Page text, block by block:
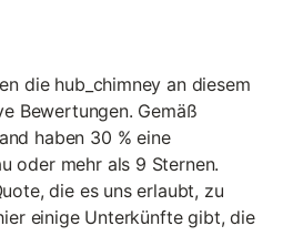
die hub_chimney an diesem
Bewertungen. Gemäß
haben 30 % eine
oder mehr als 9 Sternen.
die es uns erlaubt, zu
einige Unterkünfte gibt, die